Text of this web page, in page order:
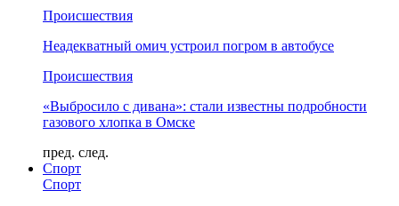
Происшествия
Неадекватный омич устроил погром в автобусе
Происшествия
«Выбросило с дивана»: стали известны подробности
газового хлопка в Омске
пред. след.
Спорт
Спорт